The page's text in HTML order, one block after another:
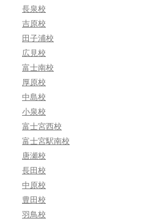
長泉校
吉原校
田子浦校
広見校
富士南校
厚原校
中島校
小泉校
富士宮西校
富士宮駅南校
唐瀬校
長田校
中原校
豊田校
羽鳥校